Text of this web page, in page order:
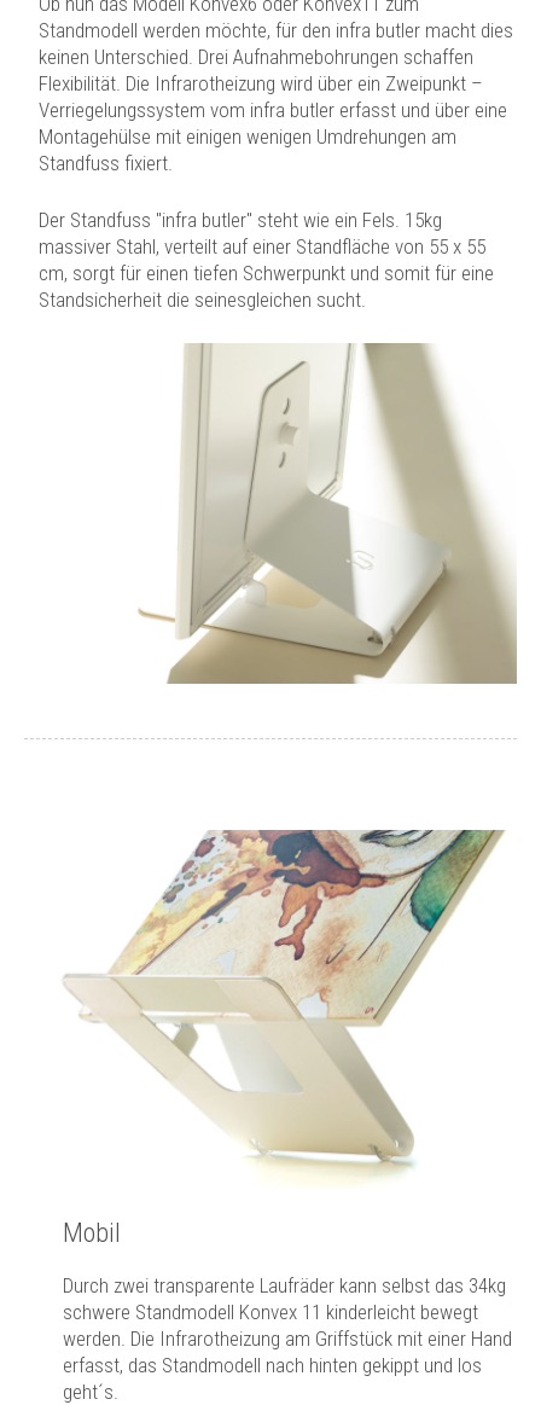
Standmodell werden möchte, für den infra butler macht dies
keinen Unterschied. Drei Aufnahmebohrungen schaffen
Flexibilität. Die Infrarotheizung wird über ein Zweipunkt –
Verriegelungssystem vom infra butler erfasst und über eine
Montagehülse mit einigen wenigen Umdrehungen am
Standfuss fixiert.
Der Standfuss "infra butler" steht wie ein Fels. 15kg
massiver Stahl, verteilt auf einer Standfläche von 55 x 55
cm, sorgt für einen tiefen Schwerpunkt und somit für eine
Standsicherheit die seinesgleichen sucht.
Mobil
Durch zwei transparente Laufräder kann selbst das 34kg
schwere Standmodell Konvex 11 kinderleicht bewegt
werden. Die Infrarotheizung am Griffstück mit einer Hand
erfasst, das Standmodell nach hinten gekippt und los
geht´s.